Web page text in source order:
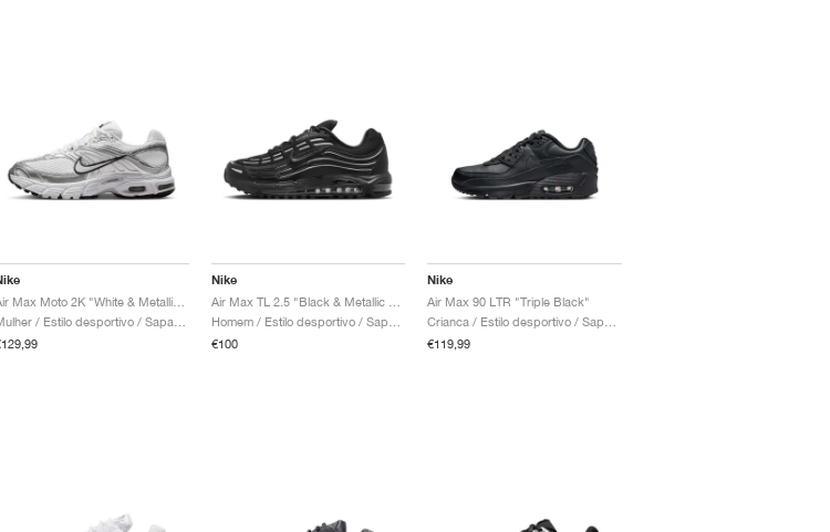
Air Max Moto 2K "White & Metallic Silver"
Nike
€100
Nike
Air Max 90 LTR "Triple Black"
€119,99